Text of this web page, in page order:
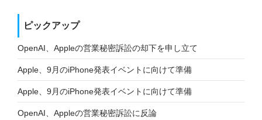
ピックアップ
OpenAI、Appleの営業秘密訴訟の却下を申し立て
Apple、9月のiPhone発表イベントに向けて準備
Apple、9月のiPhone発表イベントに向けて準備
OpenAI、Appleの営業秘密訴訟に反論